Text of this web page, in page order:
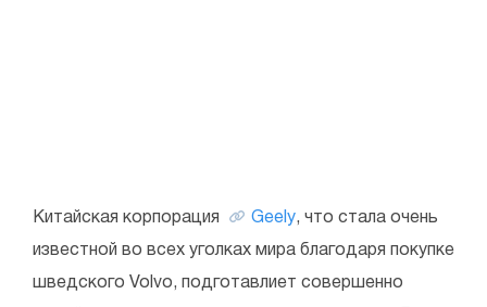
Китайская корпорация Geely, что стала очень
известной во всех уголках мира благодаря покупке
шведского Volvo, подготавлиет совершенно